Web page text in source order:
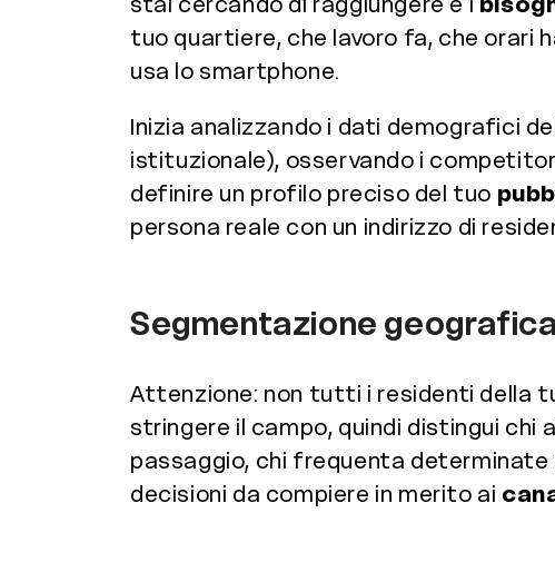
tuo quartiere, che lavoro fa, che orari
usa lo smartphone.
Inizia analizzando i dati demografici
istituzionale), osservando i
definire un profilo preciso del tuo
persona reale con un indirizzo di
Segmentazione
Attenzione: non tutti i residenti della
stringere il campo, quindi distingui chi
passaggio, chi frequenta
decisioni da compiere in merito ai